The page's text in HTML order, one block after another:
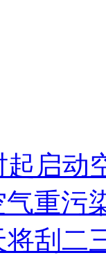
起启动
重污
将刮二